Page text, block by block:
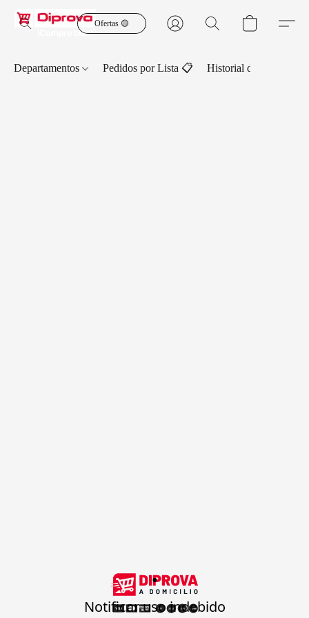
Ofertas 🟡
Departamentos Pedidos por Lista 📋 Historial de Pedidos
.
Notificar uso indebido